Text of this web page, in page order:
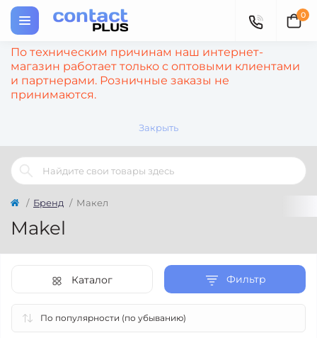
По техническим причинам наш интернет-
магазин работает только с оптовыми клиентами
и партнерами. Розничные заказы не
принимаются.
Закрыть
0
Бренд Макел
Makel
Фильтр
Каталог